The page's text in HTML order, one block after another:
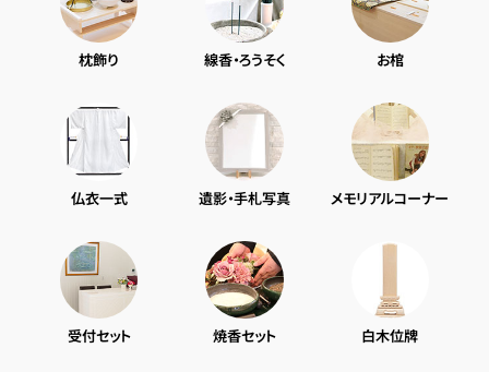
枕飾り 線香・ろうそく お棺
仏衣一式 遺影・手札写真 メモリアルコーナー
受付セット 焼香セット 白木位牌